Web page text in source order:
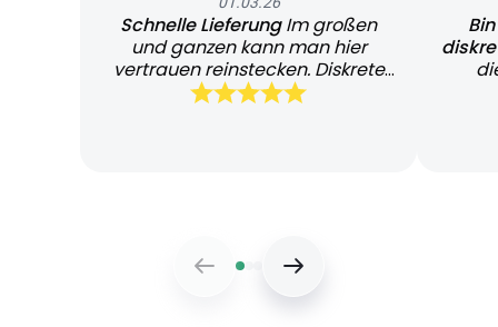
Schnelle LieferungIm großen
und ganzen kann man hier
vertrauen reinstecken. Diskrete
und schnelle Lieferung